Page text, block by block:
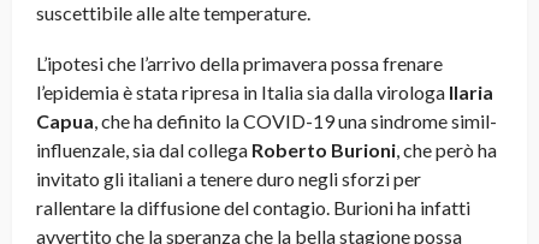
suscettibile alle alte temperature.
L’ipotesi che l’arrivo della primavera possa frenare
l’epidemia è stata ripresa in Italia sia dalla virologa Ilaria
Capua, che ha definito la COVID-19 una sindrome simil-
influenzale, sia dal collega Roberto Burioni, che però ha
invitato gli italiani a tenere duro negli sforzi per
rallentare la diffusione del contagio. Burioni ha infatti
avvertito che la speranza che la bella stagione possa